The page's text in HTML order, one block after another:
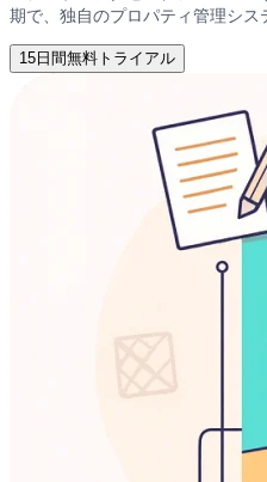
期で、独自のプロパティ管理シス
15日間無料トライアル